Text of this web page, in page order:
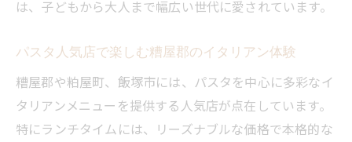
は、子どもから大人まで幅広い世代に愛されています。
パスタ人気店で楽しむ糟屋郡のイタリアン体験
糟屋郡や粕屋町、飯塚市には、パスタを中心に多彩なイ
タリアンメニューを提供する人気店が点在しています。
特にランチタイムには、リーズナブルな価格で本格的な